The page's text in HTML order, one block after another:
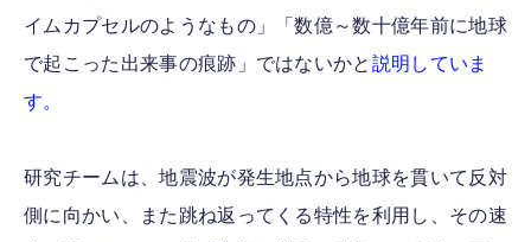
イムカプセルのようなもの」「数億～数十億年前に地球
で起こった出来事の痕跡」ではないかと 説明していま
す。
研究チームは、地震波が発生地点から地球を貫いて反対
側に向かい、また跳ね返ってくる特性を利用し、その速